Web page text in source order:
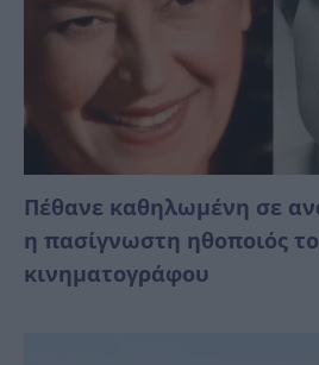
Πέθανε καθηλωμένη σε
η πασίγνωστη ηθοποιός
κινηματογράφου